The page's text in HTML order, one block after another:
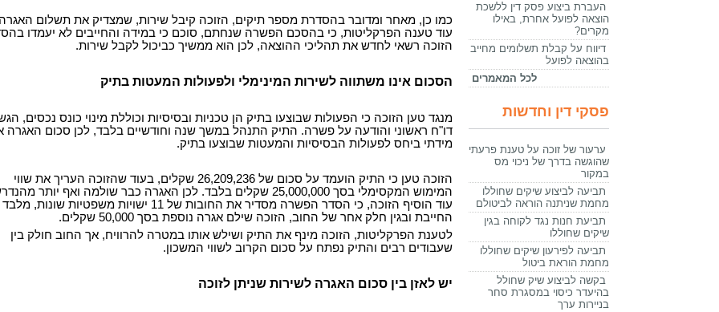
כמו כן, מאחר ומדובר בהסדרת מספר תיקים, הזוכה קיבל שירות, שמצדיק את תשלום
עוד טענה הפרקליטות, כי בהסכם הפשרה שנחתם, סוכם כי במידה והחייבים לא יעמדו
הזוכה רשאי לחדש את תהליכי ההוצאה, לכן הוא ממשיך כביכול לקבל שירות.
הסכום אינו משתווה לשירות המינימלי ולפעולות המעטות בתיק
מנגד טען הזוכה כי הפעולות שבוצעו בתיק הן טכניות ובסיסיות וכוללת מינוי כונס נכסים,
דו"ח ראשוני והודעה על פשרה. התיק התנהל במשך שנה וחודשיים בלבד, לכן סכום האגרה
מידתי ביחס לפעולות הבסיסיות והמעטות שבוצעו בתיק.
הזוכה טען כי התיק הועמד על סכום של 26,209,236 שקלים, בעוד שהזוכה העריך את שווי
המימוש המקסימלי בסך 25,000,000 שקלים בלבד. לכן האגרה כבר שולמה ואף יותר
עוד הוסיף הזוכה, כי הסדר הפשרה מסדיר את החובות של 11 ישויות משפטיות שונות, מלבד
החייבת ובגין חלק אחר של החוב, הזוכה שילם אגרה נוספת בסך 50,000 שקלים.
לטענת הפרקליטות, הזוכה מינף את התיק ושילש אותו במטרה להרוויח, אך החוב חולק בין
שעבודים רבים והתיק נפתח על סכום הקרוב לשווי המשכון.
יש לאזן בין סכום האגרה לשירות שניתן לזוכה
העברת ביצוע פסק דין ללשכת
הוצאה לפועל אחרת, באילו
מקרים?
דיווח על קבלת תשלומים מחייב
בהוצאה לפועל
לכל המאמרים
פסקי דין וחדשות
ערעור של זוכה על טענת פרעתי
שהוגשה בדרך של ניכוי מס
במקור
תביעה לביצוע שיקים שחוללו
מחמת שניתנה הוראה לביטולם
תביעת חנות נגד לקוחה בגין
שיקים שחוללו
תביעה לפירעון שיקים שחוללו
מחמת הוראת ביטול
בקשה לביצוע שיק שחולל
בהיעדר כיסוי במסגרת סחר
בניירות ערך